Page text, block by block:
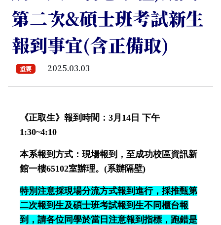
第二次&碩士班考試新生
報到事宜(含正備取)
重要 2025.03.03
《正取生》報到時間： 3月 14 日 下午
1:30~4:10
本系報到方式：現場報到，至成功校區資訊新
館一樓65102室辦理。 (系辦隔壁)
特別注意採現場分流方式報到進行，採推甄第
二次報到生及碩士班考試報到生不同櫃台報
到，請各位同學於當日注意報到指標，跑錯是